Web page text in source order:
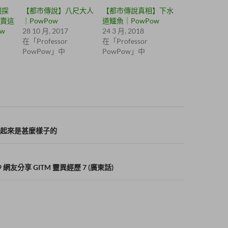
探
這
【都市傳說】八尺大人
｜PowPow
28 10 月, 2017
在「Professor
PowPow」中
【都市傳說真相】下水
道鱷魚｜PowPow
24 3 月, 2018
在「Professor
PowPow」中
來是甚麼樣子的
友分享 GITM 靈異經歷 7 (廣東話)